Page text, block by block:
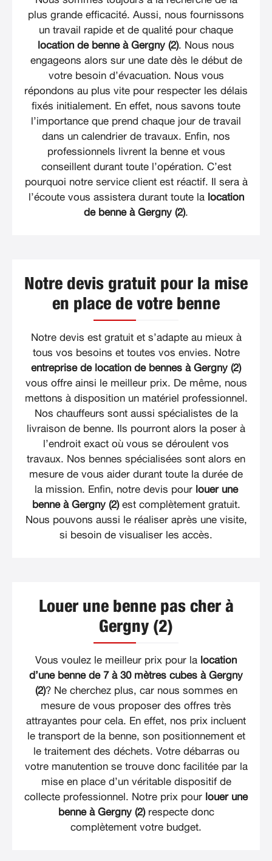
plus grande efficacité. Aussi, nous fournissons
un travail rapide et de qualité pour chaque
location de benne à Gergny (2). Nous nous
engageons alors sur une date dès le début de
votre besoin d’évacuation. Nous vous
répondons au plus vite pour respecter les délais
fixés initialement. En effet, nous savons toute
l’importance que prend chaque jour de travail
dans un calendrier de travaux. Enfin, nos
professionnels livrent la benne et vous
conseillent durant toute l’opération. C’est
pourquoi notre service client est réactif. Il sera à
l’écoute vous assistera durant toute la location
de benne à Gergny (2).
Notre devis gratuit pour la mise
en place de votre benne
Notre devis est gratuit et s’adapte au mieux à
tous vos besoins et toutes vos envies. Notre
entreprise de location de bennes à Gergny (2)
vous offre ainsi le meilleur prix. De même, nous
mettons à disposition un matériel professionnel.
Nos chauffeurs sont aussi spécialistes de la
livraison de benne. Ils pourront alors la poser à
l’endroit exact où vous se déroulent vos
travaux. Nos bennes spécialisées sont alors en
mesure de vous aider durant toute la durée de
la mission. Enfin, notre devis pour louer une
benne à Gergny (2)est complètement gratuit.
Nous pouvons aussi le réaliser après une visite,
si besoin de visualiser les accès.
Louer une benne pas cher à
Gergny (2)
Vous voulez le meilleur prix pour la location
d’une benne de 7 à 30 mètres cubes à Gergny
(2)? Ne cherchez plus, car nous sommes en
mesure de vous proposer des offres très
attrayantes pour cela. En effet, nos prix incluent
le transport de la benne, son positionnement et
le traitement des déchets. Votre débarras ou
votre manutention se trouve donc facilitée par la
mise en place d’un véritable dispositif de
collecte professionnel. Notre prix pour louer une
benne à Gergny (2)respecte donc
complètement votre budget.